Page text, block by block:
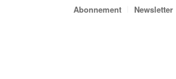
Abonnement Newsletter